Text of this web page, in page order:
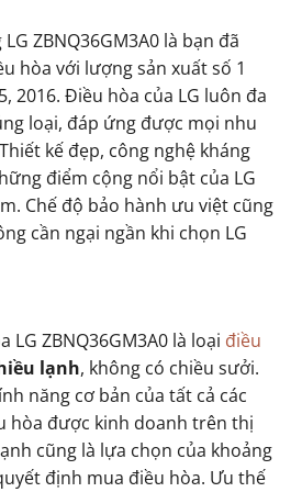
ZBNQ36GM3A0 là bạn đã
hòa với lượng sản xuất số 1
2016. Điều hòa của LG luôn đa
loại, đáp ứng được mọi nhu
kế đẹp, công nghệ kháng
điểm cộng nổi bật của LG
Chế độ bảo hành ưu việt cũng
cần ngại ngần khi chọn LG
LG ZBNQ36GM3A0 là loại điều
lạnh, không có chiều sưởi.
năng cơ bản của tất cả các
hòa được kinh doanh trên thị
cũng là lựa chọn của khoảng
định mua điều hòa. Ưu thế